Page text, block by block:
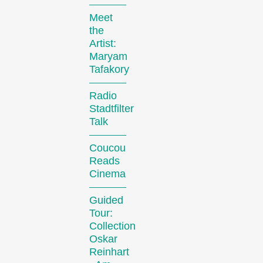
Meet
the
Artist:
Maryam
Tafakory
Radio
Stadtfilter
Talk
Coucou
Reads
Cinema
Guided
Tour:
Collection
Oskar
Reinhart
Compétitions
Des courts métrages actuels du monde entier. Les œuvres les plus prometteuses seront récompensées le dimanche soir.
Hors Concours